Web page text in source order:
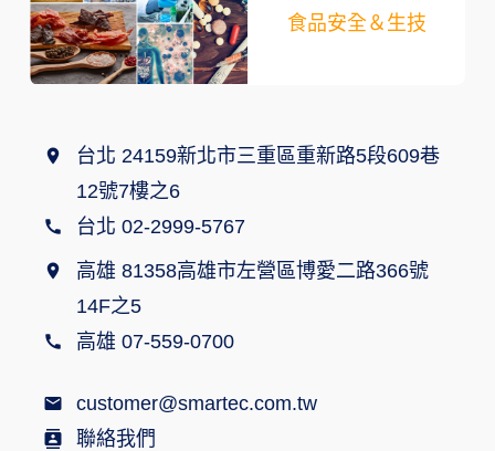
食品安全＆生技
台北 24159新北市三重區重新路5段609巷
12號7樓之6
台北 02-2999-5767
高雄 81358高雄市左營區博愛二路366號
14F之5
高雄 07-559-0700
customer@smartec.com.tw
聯絡我們